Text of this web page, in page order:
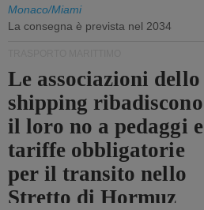
Monaco/Miami
La consegna è prevista nel 2034
Le associazioni dello
shipping ribadiscono
il loro no a pedaggi e
tariffe obbligatorie
per il transito nello
Stretto di Hormuz